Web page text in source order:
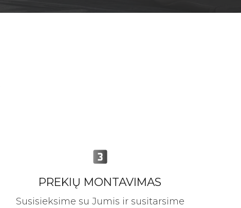
looks_3
PREKIŲ MONTAVIMAS
Susisieksime su Jumis ir susitarsime